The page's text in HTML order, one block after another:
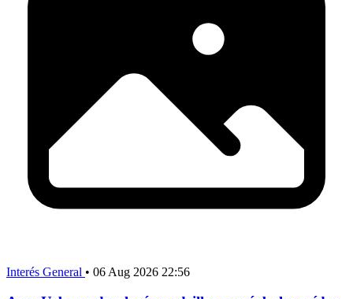
Interés General • 06 Aug 2026 22:56